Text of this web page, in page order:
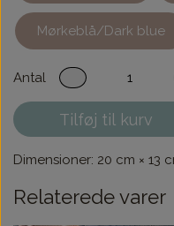
Mørkeblå/Dark blue
Antal
Tilføj til kurv
Dimensioner: 20 cm × 13
Relaterede varer